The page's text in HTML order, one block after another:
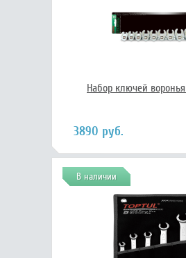
Набор ключей
3890 руб.
В наличии